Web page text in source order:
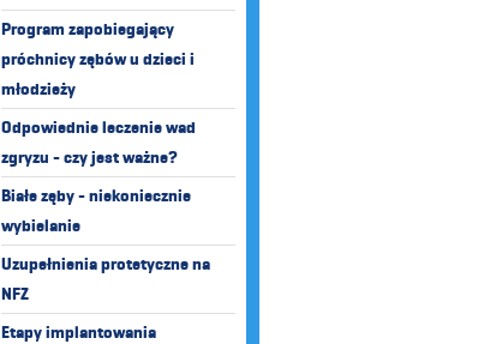
Program zapobiegający
próchnicy zębów u dzieci i
młodzieży
Odpowiednie leczenie wad
zgryzu - czy jest ważne?
Białe zęby - niekoniecznie
wybielanie
Uzupełnienia protetyczne na
NFZ
Etapy implantowania